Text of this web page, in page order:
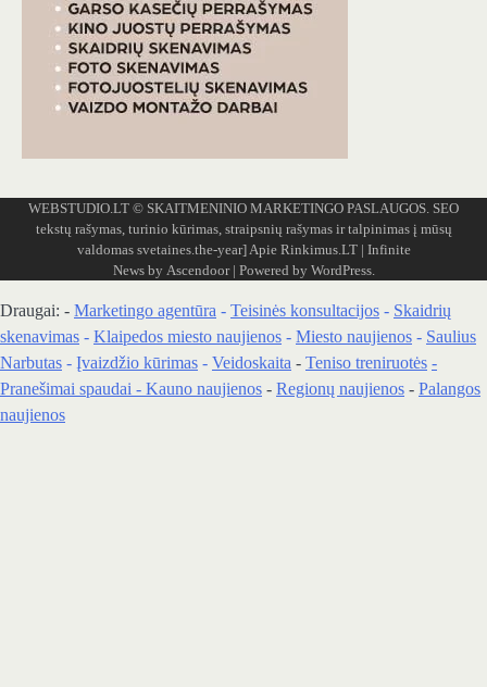
WEBSTUDIO.LT © SKAITMENINIO MARKETINGO PASLAUGOS. SEO
tekstų rašymas, turinio kūrimas, straipsnių rašymas ir talpinimas į mūsų
valdomas svetaines.the-year] Apie Rinkimus.LT| Infinite
News by Ascendoor| Powered by WordPress.
Draugai: - Marketingo agentūra - Teisinės konsultacijos - Skaidrių
skenavimas - Klaipedos miesto naujienos - Miesto naujienos - Saulius
Narbutas - Įvaizdžio kūrimas - Veidoskaita - Teniso treniruotės -
Pranešimai spaudai - Kauno naujienos - Regionų naujienos - Palangos
naujienos